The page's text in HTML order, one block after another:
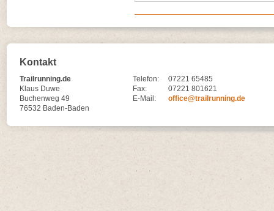
Kontakt
Trailrunning.de
Klaus Duwe
Buchenweg 49
76532 Baden-Baden
Telefon:
07221 65485
Fax:
07221 801621
E-Mail:
office@trailrunning.de